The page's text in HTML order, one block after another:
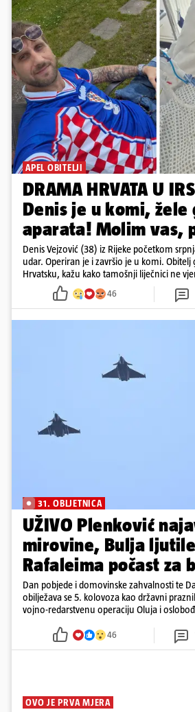
APEL OBITELJI
DRAMA HRVATA U
Denis je u komi, žele
aparata! Molim vas,
Denis Vejzović (38) iz Rijeke početkom
udar. Operiran je i završio je u komi. Obitelj
Hrvatsku, kažu kako tamošnji liječnici ne
'Imamo 72 sata'
46
31. OBLJETNICA
UŽIVO Plenković
mirovine, Bulja
Rafaleima počast za
Dan pobjede i domovinske zahvalnosti te
obilježava se 5. kolovoza kao državni
vojno-redarstvenu operaciju Oluja i
46
OVO JE PRVA MJERA